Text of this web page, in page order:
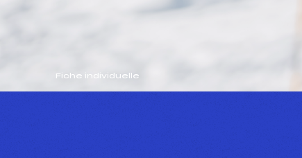
Fiche individuelle